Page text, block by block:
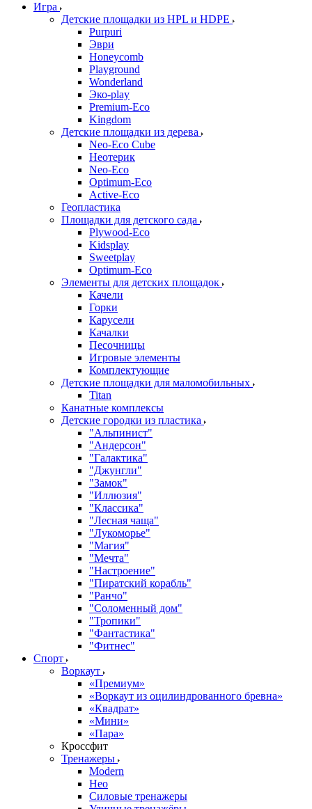
Игра
Детские площадки из HPL и HDPE
Purpuri
Эври
Honeycomb
Playground
Wonderland
Эко-play
Premium-Eco
Kingdom
Детские площадки из дерева
Neo-Eco Cube
Неотерик
Neo-Eco
Оptimum-Еco
Active-Eco
Геопластика
Площадки для детского сада
Plywood-Eco
Kidsplay
Sweetplay
Оptimum-Еco
Элементы для детских площадок
Качели
Горки
Карусели
Качалки
Песочницы
Игровые элементы
Комплектующие
Детские площадки для маломобильных
Titan
Канатные комплексы
Детские городки из пластика
"Альпинист"
"Андерсон"
"Галактика"
"Джунгли"
"Замок"
"Иллюзия"
"Классика"
"Лесная чаща"
"Лукоморье"
"Магия"
"Мечта"
"Настроение"
"Пиратский корабль"
"Ранчо"
"Соломенный дом"
"Тропики"
"Фантастика"
"Фитнес"
Спорт
Воркаут
«Премиум»
«Воркаут из оцилиндрованного бревна»
«Квадрат»
«Мини»
«Пара»
Кроссфит
Тренажеры
Modern
Нео
Силовые тренажеры